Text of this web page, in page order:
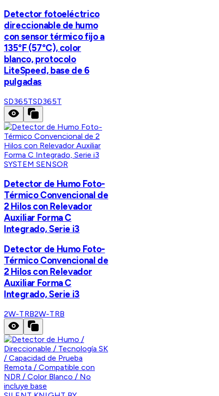
Detector fotoeléctrico
direccionable de humo
con sensor térmico fijo a
135°F (57°C), color
blanco, protocolo
LiteSpeed, base de 6
pulgadas
SD365TSD365T
SYSTEM SENSOR
Detector de Humo Foto-
Térmico Convencional de
2 Hilos con Relevador
Auxiliar Forma C
Integrado, Serie i3
Detector de Humo Foto-
Térmico Convencional de
2 Hilos con Relevador
Auxiliar Forma C
Integrado, Serie i3
2W-TRB2W-TRB